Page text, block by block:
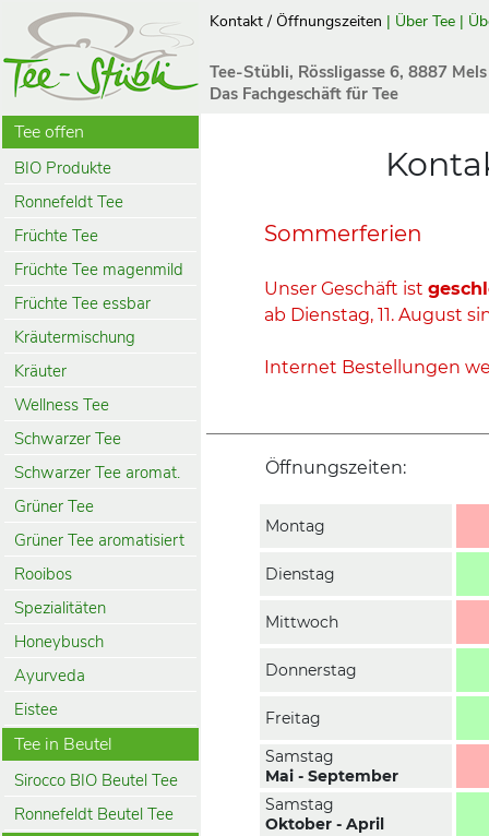
Kontakt / Öffnungszeiten | Über Tee |
Tee-Stübli, Rössligasse 6, 8887 Mels
Das Fachgeschäft für Tee
Tee offen
BIO Produkte
Ronnefeldt Tee
Früchte Tee
Früchte Tee magenmild
Früchte Tee essbar
Kräutermischung
Kräuter
Wellness Tee
Schwarzer Tee
Schwarzer Tee aromat.
Grüner Tee
Grüner Tee aromatisiert
Rooibos
Spezialitäten
Honeybusch
Ayurveda
Eistee
Tee in Beutel
Sirocco BIO Beutel Tee
Ronnefeldt Beutel Tee
Sommerferien
Unser Geschäft ist
ab Dienstag, 11. August
Internet Bestellungen
Öffnungszeiten:
Montag
Dienstag
Mittwoch
Donnerstag
Freitag
Samstag
Mai - September
Samstag
Oktober - April